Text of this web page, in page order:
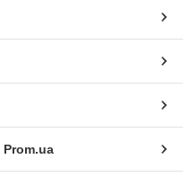
Prom.ua